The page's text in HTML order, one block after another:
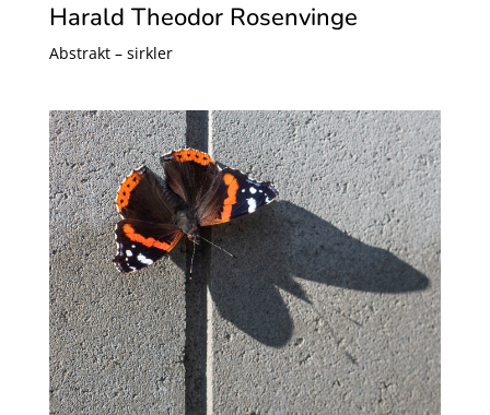
Harald Theodor Rosenvinge
Abstrakt – sirkler